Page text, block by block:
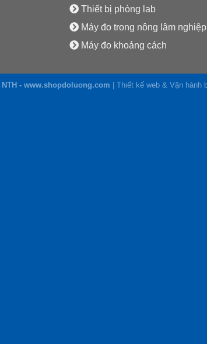
Thiết bị phòng lab
Máy đo trong nông lâm nghiệp
Máy đo khoảng cách
NTH - www.shopdoluong.com | Thiết kế web & Vận hành